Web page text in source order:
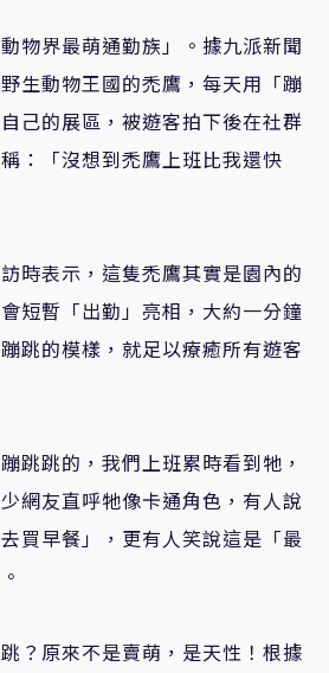
物界最萌通勤族」。據九派新聞
生動物王國的禿鷹，每天用「蹦
己的展區，被遊客拍下後在社群
：「沒想到禿鷹上班比我還快
時表示，這隻禿鷹其實是園內的
短暫「出勤」亮相，大約一分鐘
跳的模樣，就足以療癒所有遊客
跳跳的，我們上班累時看到牠，
網友直呼牠像卡通角色，有人說
買早餐」，更有人笑說這是「最
？原來不是賣萌，是天性！根據